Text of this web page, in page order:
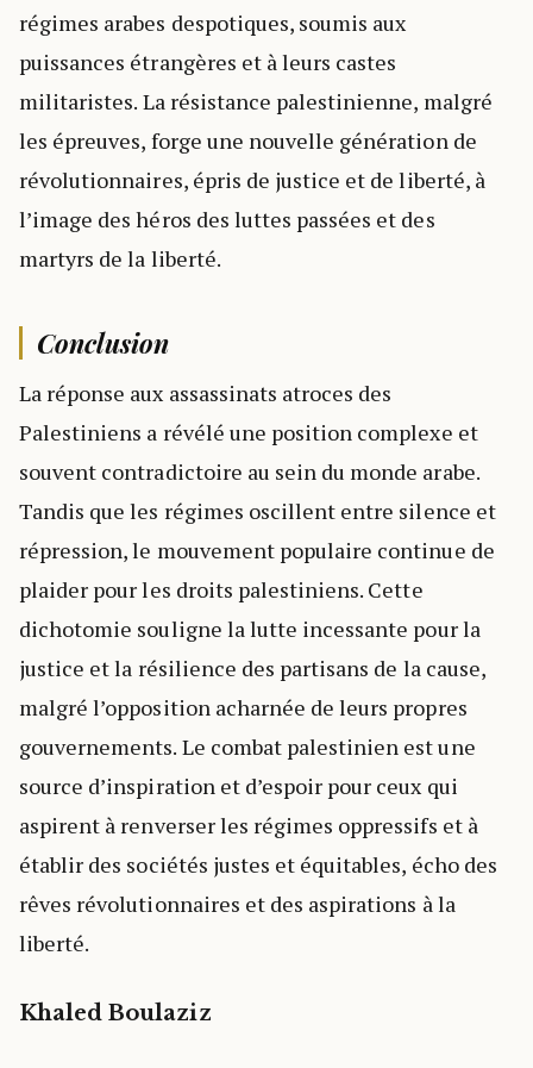
régimes arabes despotiques, soumis aux
puissances étrangères et à leurs castes
militaristes. La résistance palestinienne, malgré
les épreuves, forge une nouvelle génération de
révolutionnaires, épris de justice et de liberté, à
l’image des héros des luttes passées et des
martyrs de la liberté.
Conclusion
La réponse aux assassinats atroces des
Palestiniens a révélé une position complexe et
souvent contradictoire au sein du monde arabe.
Tandis que les régimes oscillent entre silence et
répression, le mouvement populaire continue de
plaider pour les droits palestiniens. Cette
dichotomie souligne la lutte incessante pour la
justice et la résilience des partisans de la cause,
malgré l’opposition acharnée de leurs propres
gouvernements. Le combat palestinien est une
source d’inspiration et d’espoir pour ceux qui
aspirent à renverser les régimes oppressifs et à
établir des sociétés justes et équitables, écho des
rêves révolutionnaires et des aspirations à la
liberté.
Khaled Boulaziz